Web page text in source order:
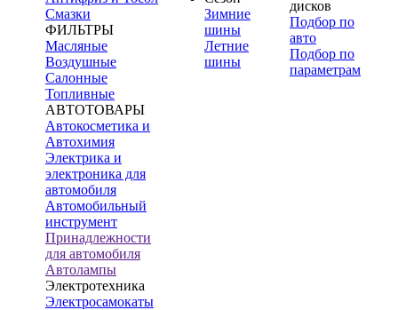
Смазки
ФИЛЬТРЫ
Масляные
Воздушные
Салонные
Топливные
АВТОТОВАРЫ
Автокосметика и
Автохимия
Электрика и
электроника для
автомобиля
Автомобильный
инструмент
Принадлежности
для автомобиля
Автолампы
Электротехника
Электросамокаты
Зимние
шины
Летние
шины
дисков
Подбор по
авто
Подбор по
параметрам